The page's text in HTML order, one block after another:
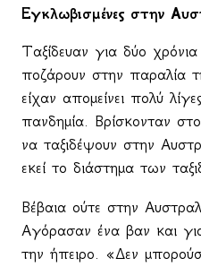
Εγκλωβισμένες στην
Ταξίδευαν για δύο
ποζάρουν στην παραλία
είχαν απομείνει πολύ
πανδημία. Βρίσκονταν
να ταξιδέψουν στην
εκεί το διάστημα των
Βέβαια ούτε στην
Αγόρασαν ένα βαν και
την ήπειρο. «Δεν